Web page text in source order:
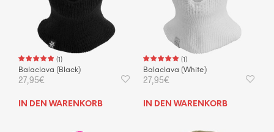
(1)
Balaclava (Black)
27,95€
IN DEN WARENKORB
(1)
Balaclava (White)
27,95€
IN DEN WARENKORB